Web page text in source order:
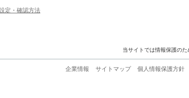
定・確認方法
当サイトでは情報保護のた
企業情報 サイトマップ 個人情報保護方針